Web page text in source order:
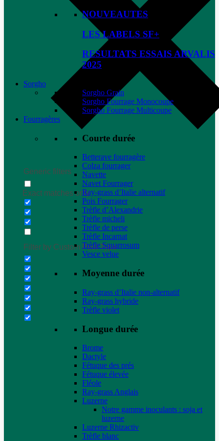
Generic filters
Exact matches only
Filter by Custom Post Type
NOUVEAUTES
LES LABELS SF+
RESULTATS ESSAIS ARVALIS
2025
Sorgho
Sorgho Grain
Sorgho Fourrage Monocoupe
Sorgho Fourrage Multicoupe
Fourragères
Courte durée
Betterave fourragère
Colza fourrager
Navette
Navet Fourrager
Ray-grass d’Italie alternatif
Pois Fourrager
Trèfle d’Alexandrie
Trèfle micheli
Trèfle de perse
Trèfle Incarnat
Trèfle Squarrosum
Vesce velue
Moyenne durée
Ray-grass d’Italie non-alternatif
Ray-grass hybride
Trèfle violet
Longue durée
Brome
Dactyle
Fétuque des prés
Fétuque élevée
Fléole
Ray-grass Anglais
Luzerne
Notre gamme inoculants : soja et
luzerne
Luzerne Rhizactiv
Trèfle blanc